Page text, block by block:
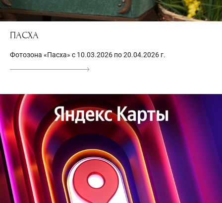
ПАСХА
Фотозона «Пасха» с 10.03.2026 по 20.04.2026 г.